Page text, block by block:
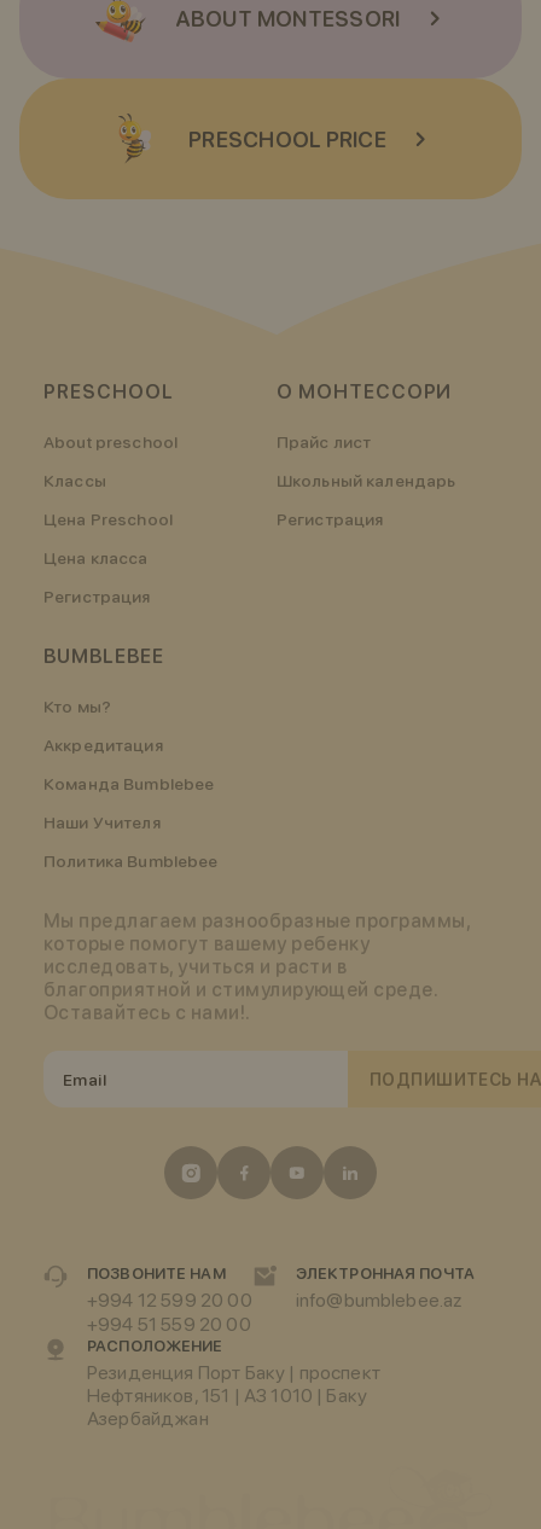
ABOUT MONTESSORI
PRESCHOOL PRICE
Мы предлагаем разнообразные программы,
которые помогут вашему ребенку
исследовать, учиться и расти в
благоприятной и стимулирующей среде.
Оставайтесь с нами!.
ПОДПИШИТЕСЬ
ПОЗВОНИТЕ НАМ
+994 12 599 20 00
+994 51 559 20 00
ЭЛЕКТРОННАЯ ПОЧТА
info@bumblebee.az
РАСПОЛОЖЕНИЕ
Резиденция Порт Баку | проспект
Нефтяников, 151 | АЗ 1010 | Баку
Азербайджан
PRESCHOOL
About preschool
Классы
Цена Preschool
Цена класса
Регистрация
О МОНТЕССОРИ
Прайс лист
Школьный календарь
Регистрация
BUMBLEBEE
Кто мы?
Аккредитация
Команда Bumblebee
Наши Учителя
Политика Bumblebee